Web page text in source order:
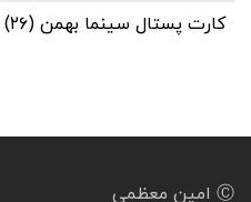
کارت پستال سینما بهمن (۲۶)
Ⓒ امین معظمی